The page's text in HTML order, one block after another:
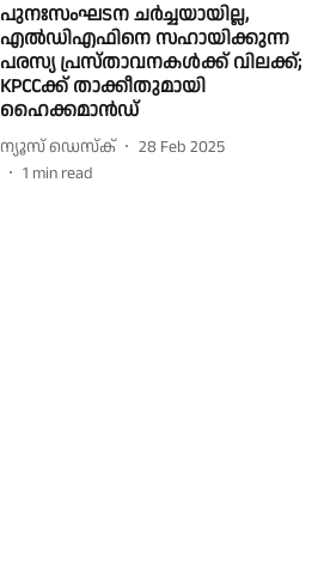
പുനഃസംഘടന ചർച്ചയായില്ല,
എല്‍ഡിഎഫിനെ സഹായിക്കുന്ന
പരസ്യ പ്രസ്താവനകള്‍ക്ക് വിലക്ക്;
KPCCക്ക് താക്കീതുമായി
ഹൈക്കമാൻഡ്
ന്യൂസ് ഡെസ്ക്
28 Feb 2025
1 min read